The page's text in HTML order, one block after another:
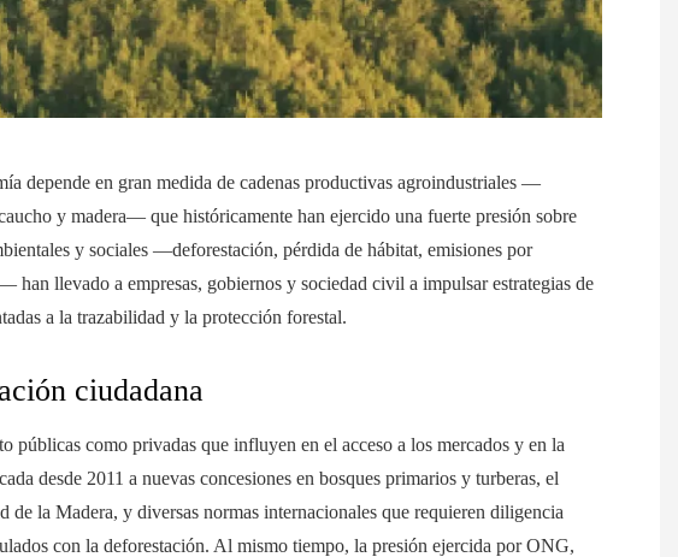
depende en gran medida de cadenas productivas agroindustriales —
y madera— que históricamente han ejercido una fuerte presión sobre
y sociales —deforestación, pérdida de hábitat, emisiones por
han llevado a empresas, gobiernos y sociedad civil a impulsar estrategias de
a la trazabilidad y la protección forestal.
ciudadana
públicas como privadas que influyen en el acceso a los mercados y en la
desde 2011 a nuevas concesiones en bosques primarios y turberas, el
la Madera, y diversas normas internacionales que requieren diligencia
con la deforestación. Al mismo tiempo, la presión ejercida por ONG,